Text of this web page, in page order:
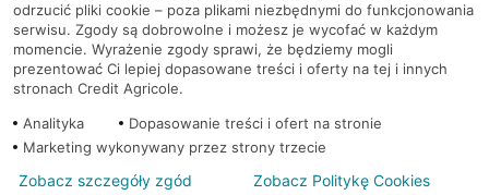
Mapa serwisu
PolitykaCookies
© 2026 Credit Agricole Bank Polska S.A. Wszelkie prawa zastrzeżone
odrzucić pliki cookie – poza plikami niezbędnymi do funkcjonowania
serwisu. Zgody są dobrowolne i możesz je wycofać w każdym
momencie. Wyrażenie zgody sprawi, że będziemy mogli
prezentować Ci lepiej dopasowane treści i oferty na tej i innych
stronach Credit Agricole.
Analityka
Dopasowanie treści i ofert na stronie
Marketing wykonywany przez strony trzecie
Zobacz szczegóły zgód Zobacz Politykę Cookies